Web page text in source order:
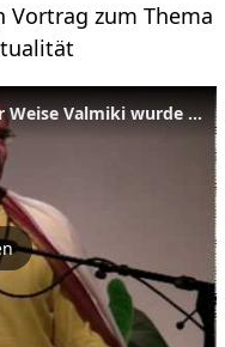
Vortrag zum Thema
Wie aus dem Räuber Ratnaka der Weise Valmiki wurde - Geschichte mit Sukadev